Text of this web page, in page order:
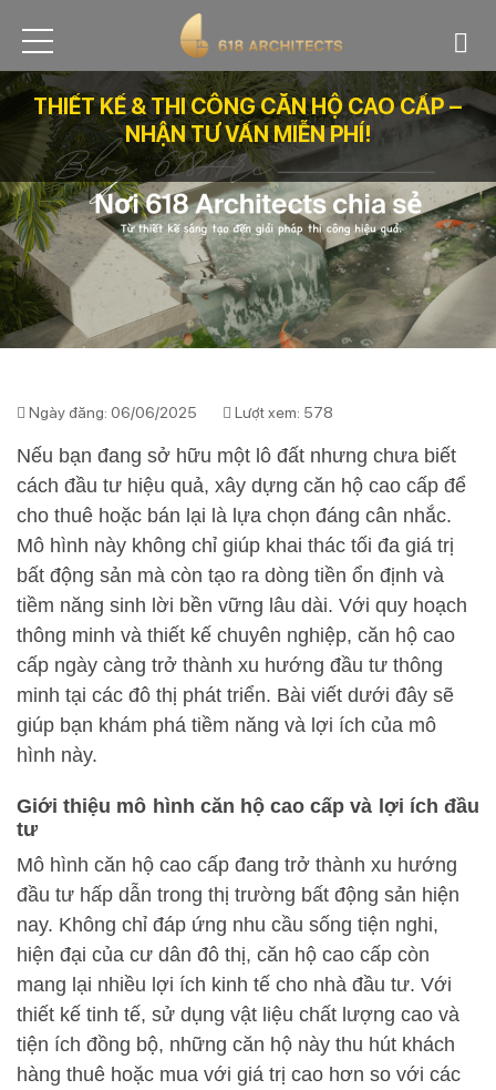
THIẾT KẾ & THI CÔNG CĂN HỘ CAO CẤP –
NHẬN TƯ VẤN MIỄN PHÍ!
Ngày đăng: 06/06/2025 Lượt xem: 578
Nếu bạn đang sở hữu một lô đất nhưng chưa biết
cách đầu tư hiệu quả, xây dựng căn hộ cao cấp để
cho thuê hoặc bán lại là lựa chọn đáng cân nhắc.
Mô hình này không chỉ giúp khai thác tối đa giá trị
bất động sản mà còn tạo ra dòng tiền ổn định và
tiềm năng sinh lời bền vững lâu dài. Với quy hoạch
thông minh và thiết kế chuyên nghiệp, căn hộ cao
cấp ngày càng trở thành xu hướng đầu tư thông
minh tại các đô thị phát triển. Bài viết dưới đây sẽ
giúp bạn khám phá tiềm năng và lợi ích của mô
hình này.
Giới thiệu mô hình căn hộ cao cấp và lợi ích đầu
tư
Mô hình căn hộ cao cấp đang trở thành xu hướng
đầu tư hấp dẫn trong thị trường bất động sản hiện
nay. Không chỉ đáp ứng nhu cầu sống tiện nghi,
hiện đại của cư dân đô thị, căn hộ cao cấp còn
mang lại nhiều lợi ích kinh tế cho nhà đầu tư. Với
thiết kế tinh tế, sử dụng vật liệu chất lượng cao và
tiện ích đồng bộ, những căn hộ này thu hút khách
hàng thuê hoặc mua với giá trị cao hơn so với các